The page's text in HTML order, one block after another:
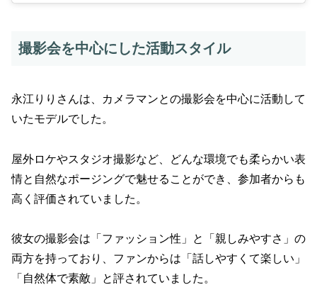
撮影会を中心にした活動スタイル
永江りりさんは、カメラマンとの撮影会を中心に活動して
いたモデルでした。
屋外ロケやスタジオ撮影など、どんな環境でも柔らかい表
情と自然なポージングで魅せることができ、参加者からも
高く評価されていました。
彼女の撮影会は「ファッション性」と「親しみやすさ」の
両方を持っており、ファンからは「話しやすくて楽しい」
「自然体で素敵」と評されていました。